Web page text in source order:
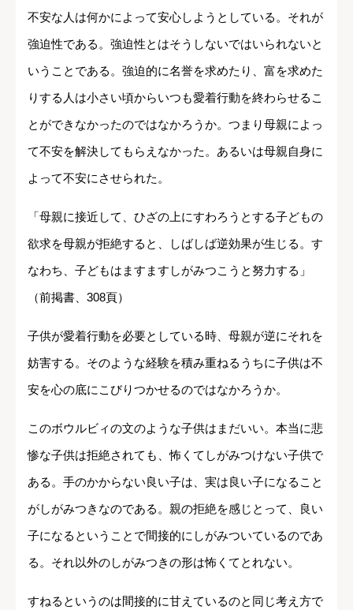
不安な人は何かによって安心しようとしている。それが
強迫性である。強迫性とはそうしないではいられないと
いうことである。強迫的に名誉を求めたり、富を求めた
りする人は小さい頃からいつも愛着行動を終わらせるこ
とができなかったのではなかろうか。つまり母親によっ
て不安を解決してもらえなかった。あるいは母親自身に
よって不安にさせられた。
「母親に接近して、ひざの上にすわろうとする子どもの
欲求を母親が拒絶すると、しばしば逆効果が生じる。す
なわち、子どもはますますしがみつこうと努力する」
（前掲書、308頁）
子供が愛着行動を必要としている時、母親が逆にそれを
妨害する。そのような経験を積み重ねるうちに子供は不
安を心の底にこびりつかせるのではなかろうか。
このボウルビィの文のような子供はまだいい。本当に悲
惨な子供は拒絶されても、怖くてしがみつけない子供で
ある。手のかからない良い子は、実は良い子になること
がしがみつきなのである。親の拒絶を感じとって、良い
子になるということで間接的にしがみついているのであ
る。それ以外のしがみつきの形は怖くてとれない。
すねるというのは間接的に甘えているのと同じ考え方で